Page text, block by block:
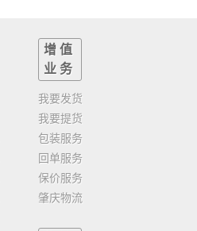
增值
业务
我要发货
我要提货
包装服务
回单服务
保价服务
肇庆物流